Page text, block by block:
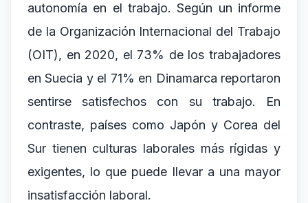
autonomía en el trabajo. Según un informe
de la Organización Internacional del Trabajo
(OIT), en 2020, el 73% de los trabajadores
en Suecia y el 71% en Dinamarca reportaron
sentirse satisfechos con su trabajo. En
contraste, países como Japón y Corea del
Sur tienen culturas laborales más rígidas y
exigentes, lo que puede llevar a una mayor
insatisfacción laboral.